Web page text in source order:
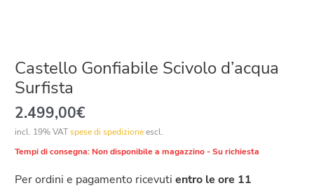
Castello Gonfiabile Scivolo d’acqua
Surfista
2.499,00€
incl. 19% VATspese di spedizioneescl.
Tempi di consegna: Non disponibile a magazzino - Su richiesta
Per ordini e pagamento ricevutientro le ore 11